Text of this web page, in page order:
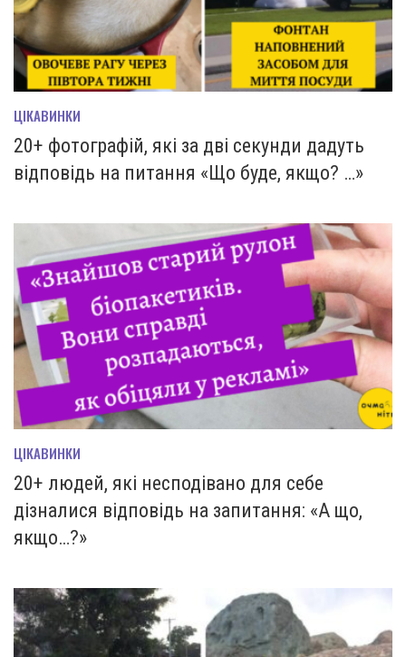
ЦІКАВИНКИ
20+ фотографій, які за дві секунди дадуть
відповідь на питання «Що буде, якщо? …»
ЦІКАВИНКИ
20+ людей, які несподівано для себе
дізналися відповідь на запитання: «А що,
якщо…?»